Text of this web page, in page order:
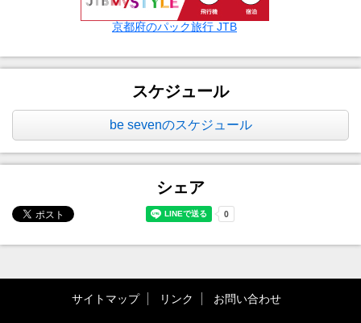
京都府のパック旅行 JTB
スケジュール
be sevenのスケジュール
シェア
サイトマップ リンク お問い合わせ